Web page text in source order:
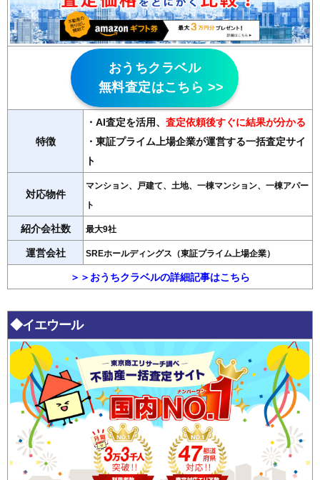
おうちクラベル
無料査定はこちら >>
特徴
・AI査定を活用、 査定依頼後すぐに結果が分かる
・東証プライム上場企業が運営する一括査定サイ
ト
対応物件
マンション、戸建て、土地、一棟マンション、一棟アパー
ト
紹介会社数 最大9社
運営会社 SREホールディングス（東証プライム上場企業）
＞＞おうちクラベルの詳細記事はこちら
◆イエウール